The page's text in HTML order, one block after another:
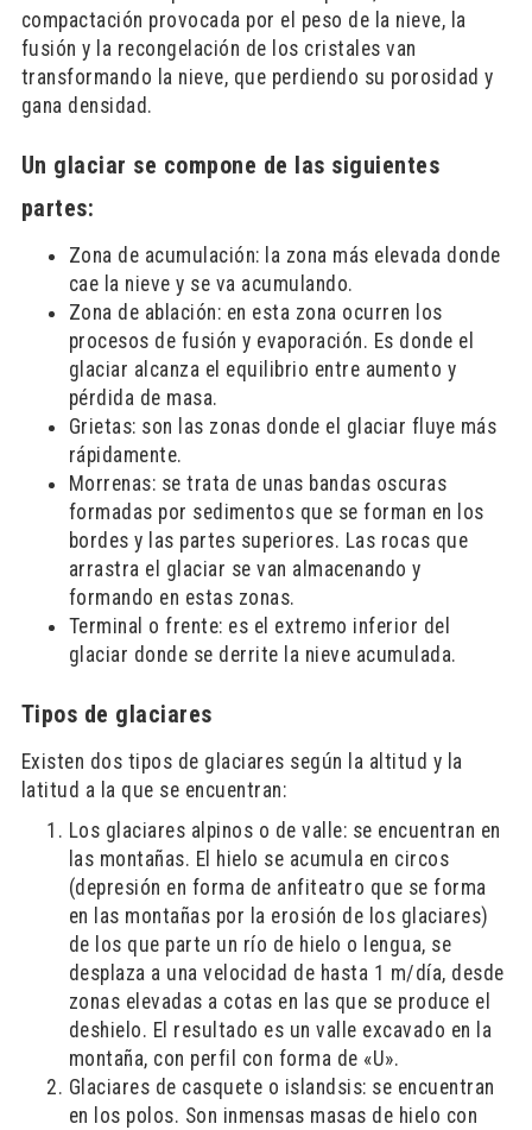
compactación provocada por el peso de la nieve, la
fusión y la recongelación de los cristales van
transformando la nieve, que perdiendo su porosidad y
gana densidad.
Un glaciar se compone de las siguientes
partes:
Zona de acumulación: la zona más elevada donde
cae la nieve y se va acumulando.
Zona de ablación: en esta zona ocurren los
procesos de fusión y evaporación. Es donde el
glaciar alcanza el equilibrio entre aumento y
pérdida de masa.
Grietas: son las zonas donde el glaciar fluye más
rápidamente.
Morrenas: se trata de unas bandas oscuras
formadas por sedimentos que se forman en los
bordes y las partes superiores. Las rocas que
arrastra el glaciar se van almacenando y
formando en estas zonas.
Terminal o frente: es el extremo inferior del
glaciar donde se derrite la nieve acumulada.
Tipos de glaciares
Existen dos tipos de glaciares según la altitud y la
latitud a la que se encuentran:
Los glaciares alpinos o de valle: se encuentran en
las montañas. El hielo se acumula en circos
(depresión en forma de anfiteatro que se forma
en las montañas por la erosión de los glaciares)
de los que parte un río de hielo o lengua, se
desplaza a una velocidad de hasta 1 m/día, desde
zonas elevadas a cotas en las que se produce el
deshielo. El resultado es un valle excavado en la
montaña, con perfil con forma de «U».
Glaciares de casquete o islandsis: se encuentran
en los polos. Son inmensas masas de hielo con